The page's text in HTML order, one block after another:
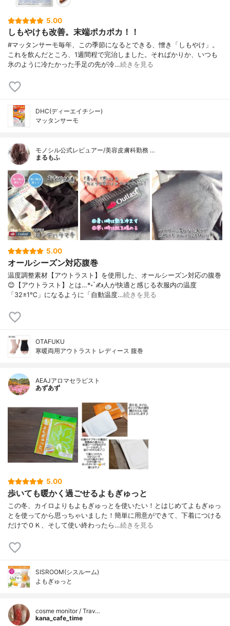
5.00
しもやけも改善。末端ポカポカ！！
#マッタンサーモ毎年、この季節になるとできる、憎き「しもやけ」。
これを飲んだところ、1週間程で完治しました。そればかりか、いつも
氷のように冷たかった手足の先が冷…続きを見る
DHC(ディーエイチシー)
マッタンサーモ
モノシル公式レビュアー/美容皮膚科勤務 …
まるもふ
5.00
オールシーズン対応腹巻
温度調整素材【アウトラスト】を使用した、オールシーズン対応の腹巻
😊【アウトラスト】とは…*॰ॱ✍人が快適と感じる衣服内の温度
「32±1℃」になるように「自動温度…続きを見る
OTAFUKU
寒暖両用アウトラスト レディース 腹巻
AEAJアロマセラピスト
あずあず
5.00
歩いても暖かく過ごせるよもぎゅっと
この冬、カイロよりもよもぎゅっとを使いたい！とはじめてよもぎゅっ
とを使ってから思っちゃいました！簡単に用意ができて、下着につける
だけでＯＫ、そして使い終わったら…続きを見る
SISROOM(シスルーム)
よもぎゅっと
cosme monitor / Trav…
kana_cafe_time